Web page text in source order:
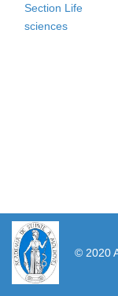
Section Life
sciences
© 2020
https://propletenie.ru/